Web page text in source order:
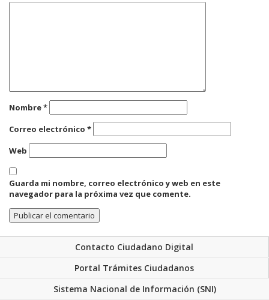
Nombre*
Correo electrónico *
Web
Guarda mi nombre, correo electrónico y web en este
navegador para la próxima vez que comente.
Contacto Ciudadano Digital
Portal Trámites Ciudadanos
Sistema Nacional de Información (SNI)